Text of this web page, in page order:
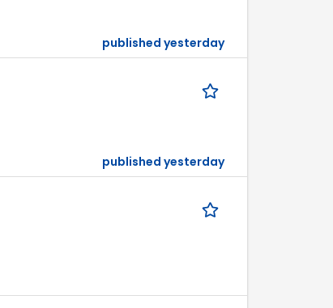
published yesterday
published yesterday